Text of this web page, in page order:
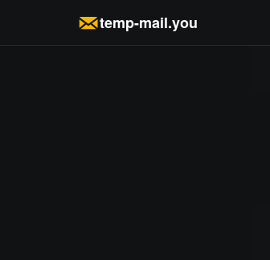
temp-mail.you